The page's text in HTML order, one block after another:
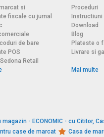
si
fiscale cu jurnal
de bare
POS
Retail
Proceduri
Instructiuni
Download
Blog
Plateste o
Livrare si
Mai multe
- ECONOMIC - cu Cititor,
case de marcat Casa de